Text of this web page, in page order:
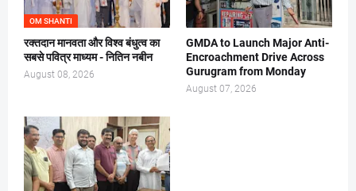
OM SHANTI
रक्तदान मानवता और विश्व बंधुत्व का
सबसे पवित्र माध्यम - नितिन नबीन
August 08, 2026
GMDA to Launch Major Anti-
Encroachment Drive Across
Gurugram from Monday
August 07, 2026